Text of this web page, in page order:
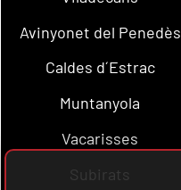
Avinyonet del Penedès
Caldes d´Estrac
Muntanyola
Vacarisses
Subirats